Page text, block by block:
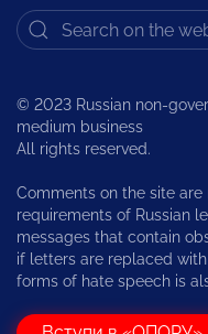
© 2023 Russian non-
medium business
All rights reserved.
Comments on the site
requirements of Russian
messages that contain
if letters are replaced
forms of hate speech is